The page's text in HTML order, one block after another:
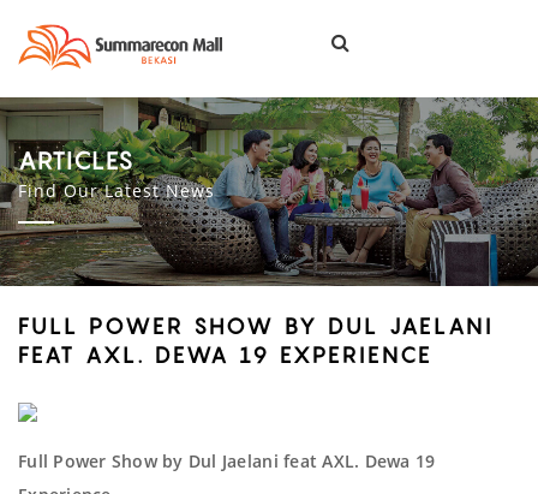
ARTICLES
Find Our Latest News
FULL POWER SHOW BY DUL JAELANI
FEAT AXL. DEWA 19 EXPERIENCE
Full Power Show by Dul Jaelani feat AXL. Dewa 19